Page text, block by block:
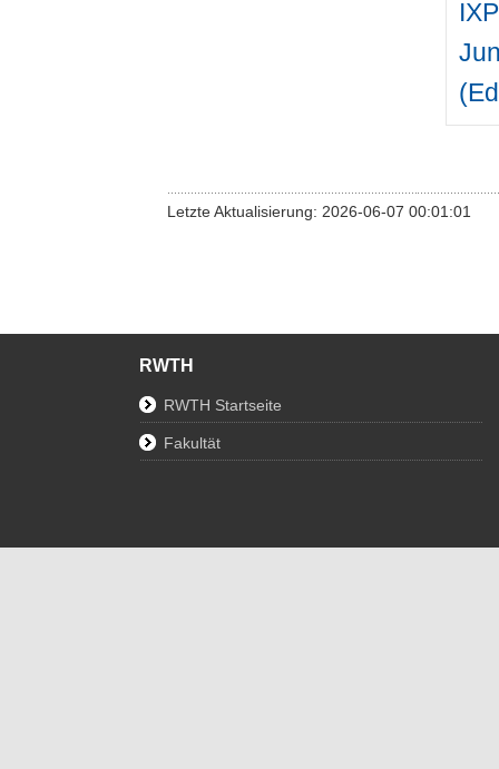
Letzte Aktualisierung: 2026-06-07 00:01:01
RWTH
RWTH Startseite
Fakultät